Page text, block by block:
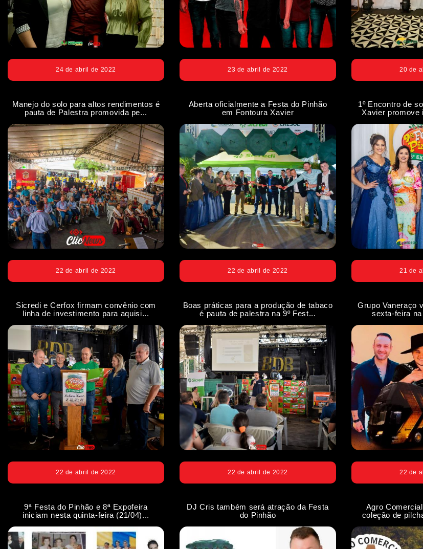
24 de abril de 2022 23 de abril de 2022 20 de
Manejo do solo para altos rendimentos é
pauta de Palestra promovida pe...
22 de abril de 2022
Aberta oficialmente a Festa do Pinhão
em Fontoura Xavier
22 de abril de 2022
1º Encontro de
Xavier promove
21 de
Sicredi e Cerfox firmam convênio com
linha de investimento para aquisi...
22 de abril de 2022
Boas práticas para a produção de tabaco
é pauta de palestra na 9º Fest...
22 de abril de 2022
Grupo Vaneraço
sexta-feira
22 de
9ª Festa do Pinhão e 8ª Expofeira
iniciam nesta quinta-feira (21/04)...
DJ Cris também será atração da Festa
do Pinhão
Agro
coleção de